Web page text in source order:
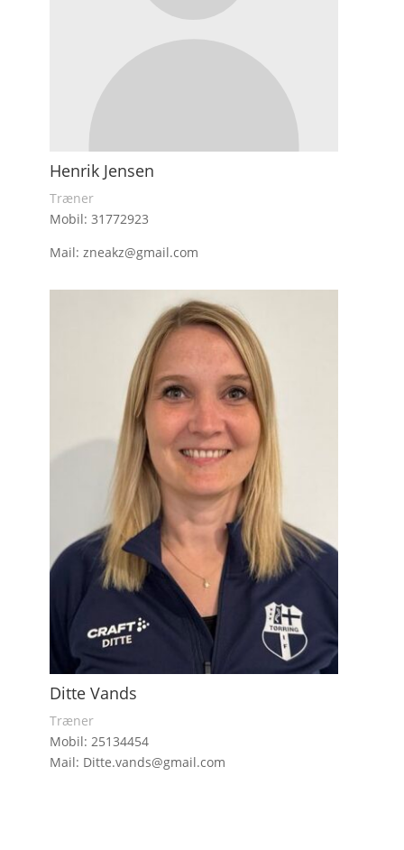
Henrik Jensen
Træner
Mobil: 31772923
Mail: zneakz@gmail.com
Ditte Vands
Træner
Mobil: 25134454
Mail: Ditte.vands@gmail.com